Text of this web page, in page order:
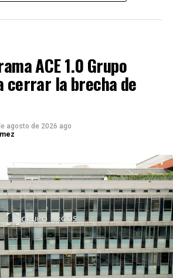
ACE 1.0 Grupo
cerrar la brecha de
agosto de 2026 ago